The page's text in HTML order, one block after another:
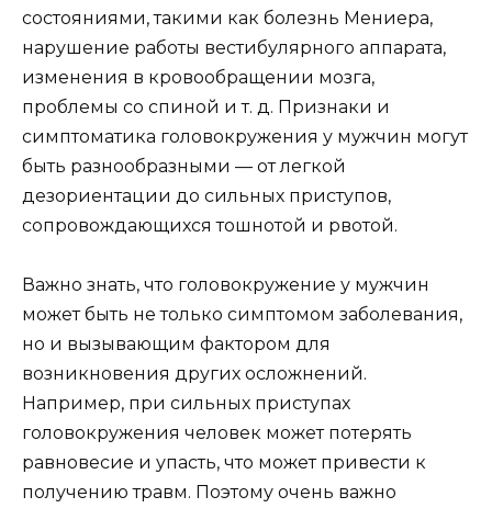
состояниями, такими как болезнь Мениера,
нарушение работы вестибулярного аппарата,
изменения в кровообращении мозга,
проблемы со спиной и т. д. Признаки и
симптоматика головокружения у мужчин могут
быть разнообразными — от легкой
дезориентации до сильных приступов,
сопровождающихся тошнотой и рвотой.
Важно знать, что головокружение у мужчин
может быть не только симптомом заболевания,
но и вызывающим фактором для
возникновения других осложнений.
Например, при сильных приступах
головокружения человек может потерять
равновесие и упасть, что может привести к
получению травм. Поэтому очень важно